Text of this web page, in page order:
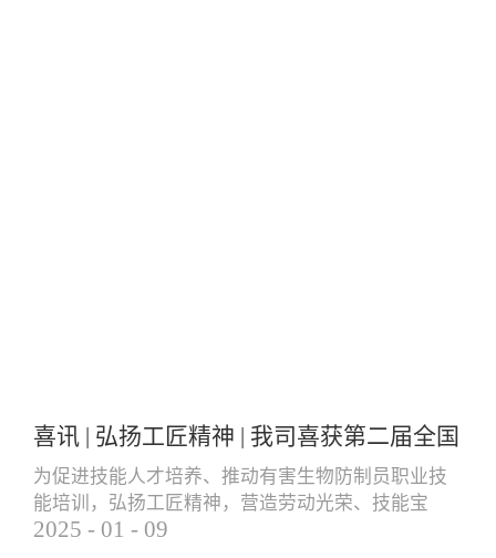
喜讯 | 弘扬工匠精神 | 我司喜获第二届全国
有害生物防制员职业技能大赛团体三等奖
个人一等奖
为促进技能人才培养、推动有害生物防制员职业技
能培训，弘扬工匠精神，营造劳动光荣、技能宝
贵、创造伟大的社会风气，更好地服务就业创业和
2025 - 01 - 09